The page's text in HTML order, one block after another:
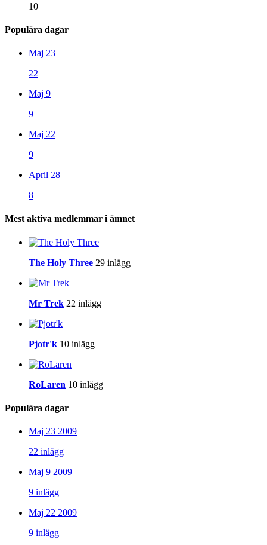
10
Populära dagar
Maj 23
22
Maj 9
9
Maj 22
9
April 28
8
Mest aktiva medlemmar i ämnet
The Holy Three 29 inlägg
Mr Trek 22 inlägg
Pjotr'k 10 inlägg
RoLaren 10 inlägg
Populära dagar
Maj 23 2009
22 inlägg
Maj 9 2009
9 inlägg
Maj 22 2009
9 inlägg